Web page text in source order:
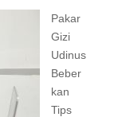
Pakar
Gizi
Udinus
Beber
kan
Tips